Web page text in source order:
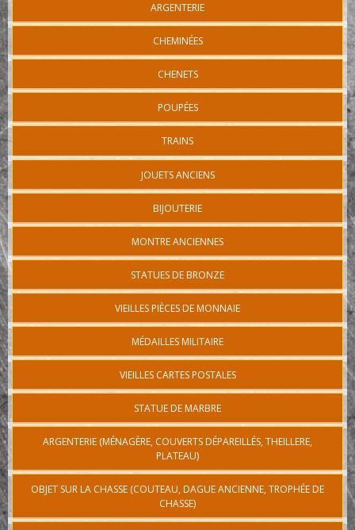
ARGENTERIE
CHEMINÉES
CHENETS
POUPÉES
TRAINS
JOUETS ANCIENS
BIJOUTERIE
MONTRE ANCIENNES
STATUES DE BRONZE
VIEILLES PIÈCES DE MONNAIE
MÉDAILLES MILITAIRE
VIEILLES CARTES POSTALES
STATUE DE MARBRE
ARGENTERIE (MÉNAGÈRE, COUVERTS DÉPAREILLÉS, THEILLERE,
PLATEAU)
OBJET SUR LA CHASSE (COUTEAU, DAGUE ANCIENNE, TROPHÉE DE
CHASSE)